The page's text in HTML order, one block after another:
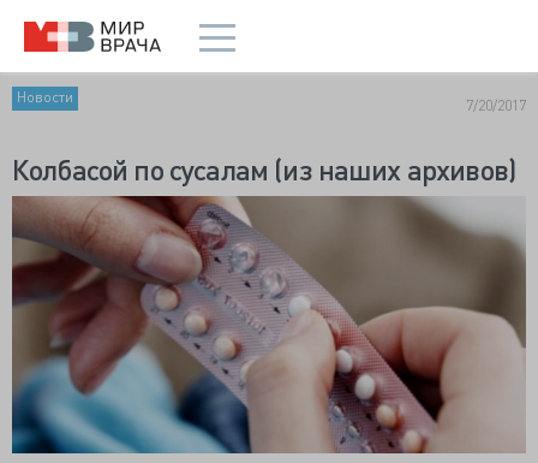
Новости 7/20/2017
Колбасой по сусалам (из наших архивов)